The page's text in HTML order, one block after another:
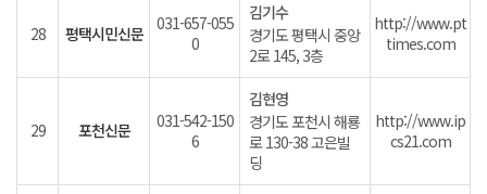
28 평택시민신문
031-657-055
0
김기수
경기도 평택시 중앙
2로 145, 3층
http://www.pt
times.com
29 포천신문
031-542-150
6
김현영
경기도 포천시 해룡
로 130-38 고은빌
딩
http://www.ip
cs21.com